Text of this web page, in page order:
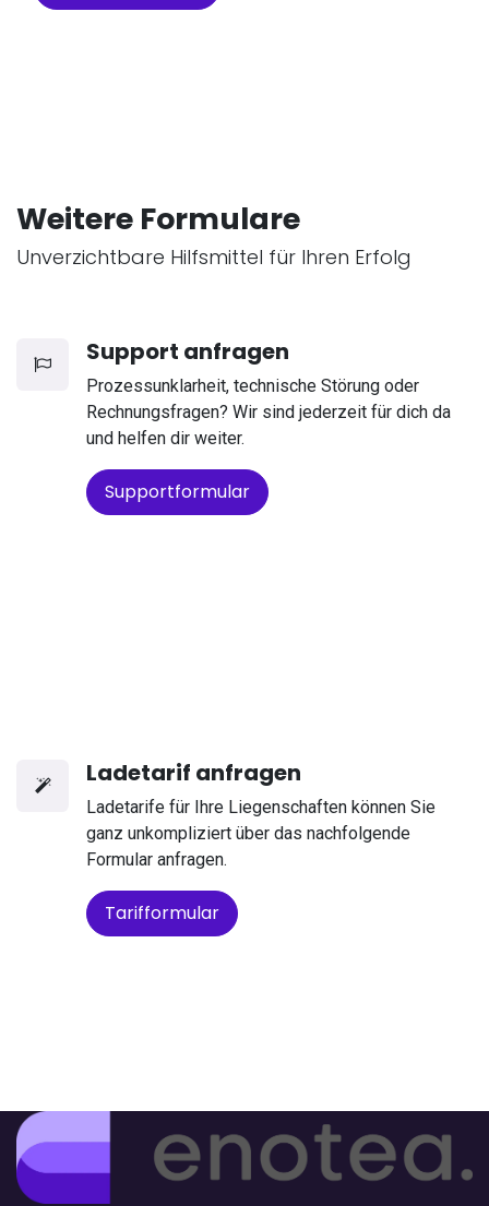
Weitere Formulare
Unverzichtbare Hilfsmittel für Ihren Erfolg
Support anfragen
Prozessunklarheit, technische Störung oder
Rechnungsfragen? Wir sind jederzeit für dich da
und helfen dir weiter.
Supportformular
Ladetarif anfragen
Ladetarife für Ihre Liegenschaften können Sie
ganz unkompliziert über das nachfolgende
Formular anfragen.
Tarifformular